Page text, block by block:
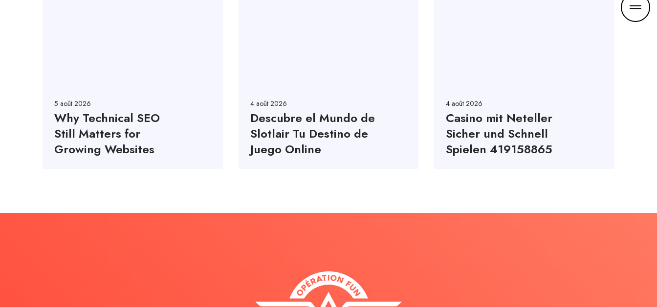
5 août 2026
Why Technical SEO
Still Matters for
Growing Websites
4 août 2026
Descubre el Mundo de
Slotlair Tu Destino de
Juego Online
4 août 2026
Casino mit Neteller
Sicher und Schnell
Spielen 419158865